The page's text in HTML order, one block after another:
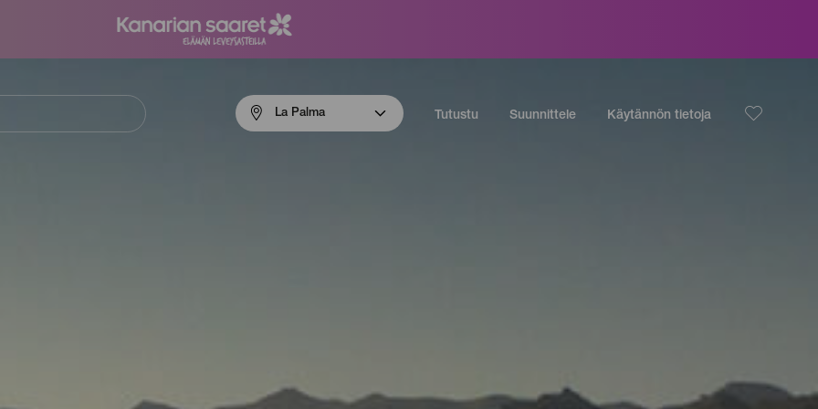
La Palma Tutustu Suunnittele Käytännön tietoja